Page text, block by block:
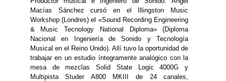
Macías Sánchez cursó en el Illingston Music
Workshop (Londres) el «Sound Recording Engineering
& Music Tecnology National Diploma» (Diploma
Nacional en Ingeniería de Sonido y Tecnología
Musical en el Reino Unido). Allí tuvo la oportunidad de
trabajar en un estudio íntegramente analógico con la
mesa de mezclas Solid State Logic 4000G y
Multipista Studer A800 MKIII de 24 canales,